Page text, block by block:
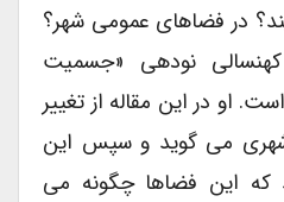
در فضاهای عمومی شهر؟
نودهی «جسمیت
او در این مقاله از تغییر
می گوید و سپس این
این فضاها چگونه می